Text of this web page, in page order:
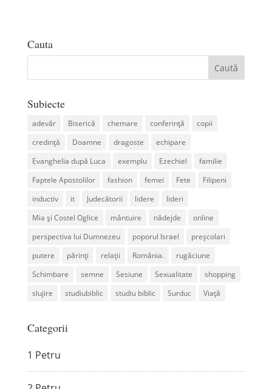
Cauta
Subiecte
adevăr Biserică chemare conferință
copii
credință
Doamne dragoste
echipare
Evanghelia după Luca
exemplu Ezechiel
familie
Faptele Apostolilor
fashion femei Fete
Filipeni
inductiv
it Judecătorii lidere
lideri
Mia și Costel Oglice
mântuire nădejde
online
perspectiva lui Dumnezeu
poporul Israel
preșcolari
putere
părinți relații România.
rugăciune
Schimbare
semne Sesiune Sexualitate
shopping
slujire
studiubiblic studiu biblic Surduc Viață
Categorii
1 Petru